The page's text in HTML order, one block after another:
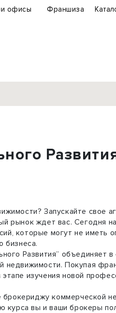
офисы Франшиза
недвижимости
Запускайте свое
рынок ждет вас. Сегодня
которые могут не иметь
бизнеса.
Развития” объединяет в
недвижимости. Покупая
изучения новой
коммерческой
курса вы и ваши брокеры